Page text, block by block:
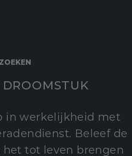
in werkelijkheid met
Beleef de
het tot leven brengen